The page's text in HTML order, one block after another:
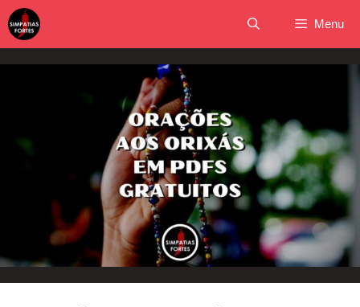
Pular
para
o
Menu